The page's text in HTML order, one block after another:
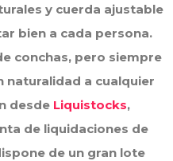
y cuerda ajustable
bien a cada persona.
conchas, pero siempre
a cualquier
desde Liquistocks,
de liquidaciones de
de un gran lote